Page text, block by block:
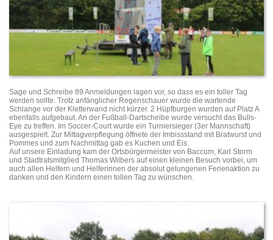
Sage und Schreibe 89 Anmeldungen lagen vor, so dass es ein toller Tag
werden sollte. Trotz anfänglicher Regenschauer wurde die wartende
Schlange vor der Kletterwand nicht kürzer. 2 Hüpfburgen wurden auf Platz A
ebenfalls aufgebaut. An der Fußball-Dartscheibe wurde versucht das Bulls-
Eye zu treffen. Im Soccer-Court wurde ein Turniersieger (3er Mannschaft)
ausgespielt. Zur Mittagverpflegung öffnete der Imbissstand mit Bratwurst und
Pommes und zum Nachmittag gab es Kuchen und Eis.
Auf unsere Einladung kam der Ortsbürgermeister von Baccum, Karl Storm
und Stadtratsmitglied Thomas Wilbers auf einen kleinen Besuch vorbei, um
auch allen Helfern und Helferinnen der absolut gelungenen Ferienaktion zu
danken und den Kindern einen tollen Tag zu wünschen.